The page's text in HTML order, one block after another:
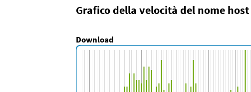
Grafico della velocità del nome host
Download